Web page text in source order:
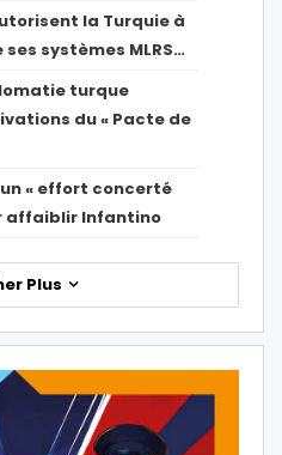
la Turquie à
ses systèmes MLRS…
turque
du « Pacte de
un « effort concerté
affaiblir Infantino
Plus